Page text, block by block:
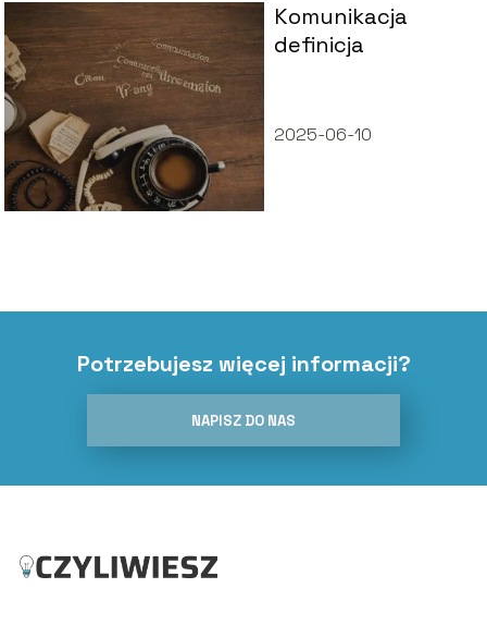
Komunikacja
definicja
2025-06-10
Potrzebujesz więcej informacji?
NAPISZ DO NAS